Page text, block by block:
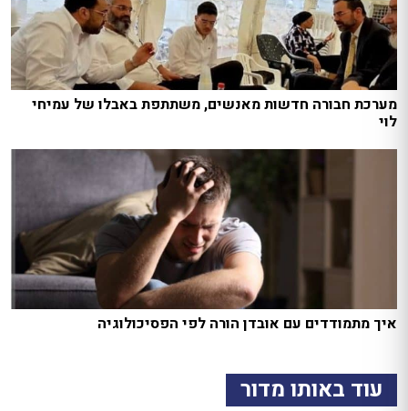
מערכת חבורה חדשות מאנשים, משתתפת באבלו של עמיחי
לוי
איך מתמודדים עם אובדן הורה לפי הפסיכולוגיה
עוד באותו מדור